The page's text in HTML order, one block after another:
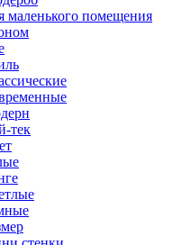
маленького помещения
тек